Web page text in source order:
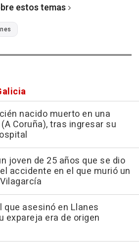
estos temas
nacido muerto en una
Coruña), tras ingresar su
joven de 25 años que se dio
accidente en el que murió un
que asesinó en Llanes
expareja era de origen